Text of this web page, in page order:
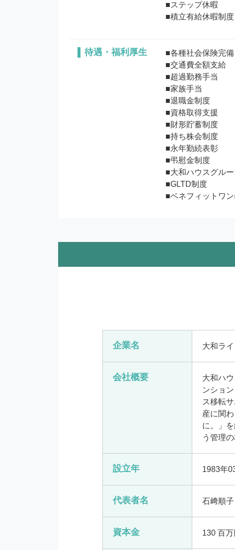
■ステップ休暇
待遇・福利厚生
■各種社会保険完備
■交通費全額支給
■超過勤務手当
■家族手当
■退職金制度
■資格取得支援
■財形貯蓄制度
■持ち株会制度
■永年勤続表彰
■弔慰金制度
■大和ハウスグル
■GLTD制度
■ベネフィットワ
企業名 大和ラ
会社概要
大和ハ
ンショ
ス移転
産に関
に。」
う管理
設立年 1983年
代表者名 石﨑順子
資本金 130 百万